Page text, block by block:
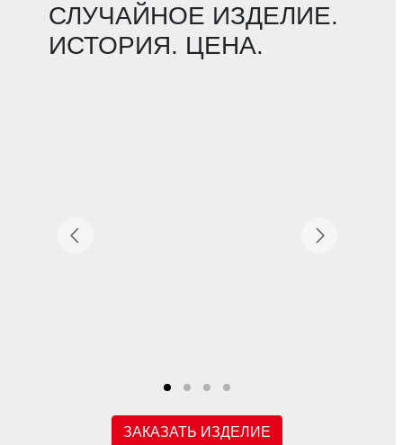
СЛУЧАЙНОЕ ИЗДЕЛИЕ.
ИСТОРИЯ. ЦЕНА.
ЗАКАЗАТЬ ИЗДЕЛИЕ